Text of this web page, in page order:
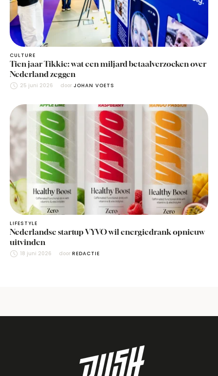
CULTURE
Tien jaar Tikkie: wat een miljard betaalverzoeken over
Nederland zeggen
25 juni 2026 door JOHAN VOETS
LIFESTYLE
Nederlandse startup VYVO wil energiedrank opnieuw
uitvinden
18 juni 2026 door REDACTIE